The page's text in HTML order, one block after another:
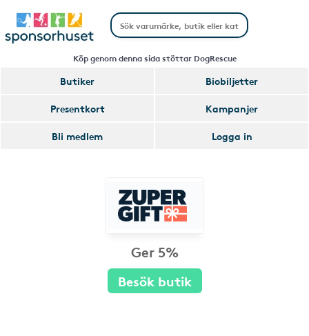
Köp genom denna sida stöttar DogRescue
Butiker
Biobiljetter
Presentkort
Kampanjer
Bli medlem
Logga in
Ger 5%
Besök butik